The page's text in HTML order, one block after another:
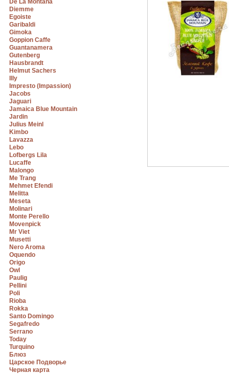
De La Montana
Diemme
Egoiste
Garibaldi
Gimoka
Goppion Caffe
Guantanamera
Gutenberg
Hausbrandt
Helmut Sachers
Illy
Impresto (Impassion)
Jacobs
Jaguari
Jamaica Blue Mountain
Jardin
Julius Meinl
Kimbo
Lavazza
Lebo
Lofbergs Lila
Lucaffe
Malongo
Me Trang
Mehmet Efendi
Melitta
Meseta
Molinari
Monte Perello
Movenpick
Mr Viet
Musetti
Nero Aroma
Oquendo
Origo
Owl
Paulig
Pellini
Poli
Rioba
Rokka
Santo Domingo
Segafredo
Serrano
Today
Turquino
Блюз
Царское Подворье
Черная карта